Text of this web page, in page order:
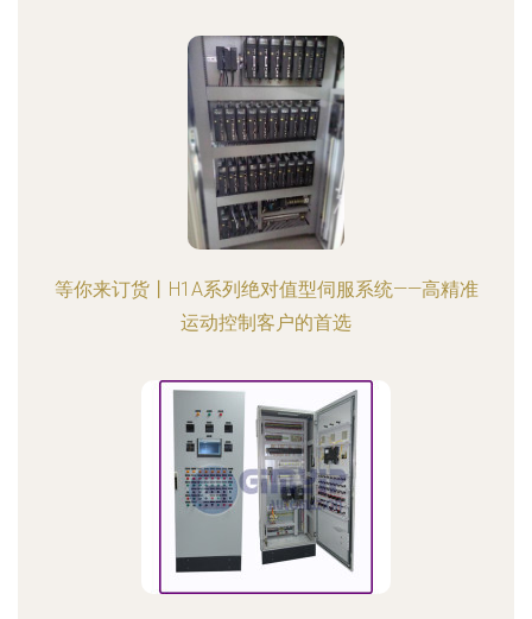
等你来订货丨H1A系列绝对值型伺服系统——高精准
运动控制客户的首选